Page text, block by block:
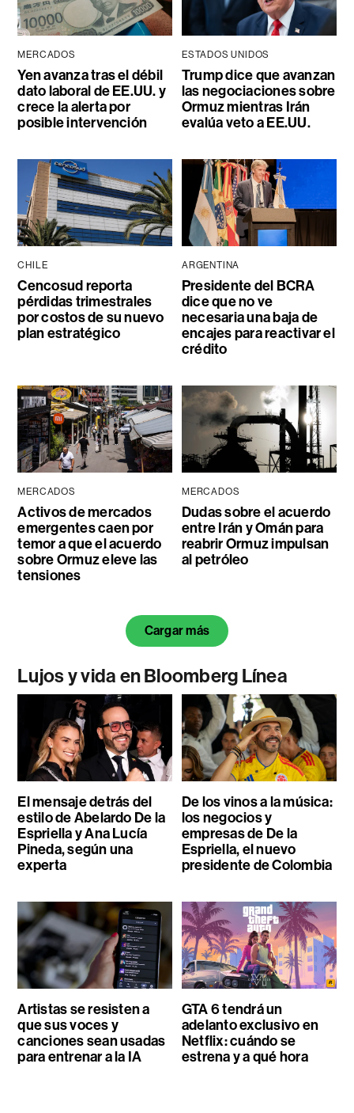
MERCADOS
Yen avanza tras el débil
dato laboral de EE.UU. y
crece la alerta por
posible intervención
ESTADOS UNIDOS
Trump dice que avanzan
las negociaciones sobre
Ormuz mientras Irán
evalúa veto a EE.UU.
CHILE
Cencosud reporta
pérdidas trimestrales
por costos de su nuevo
plan estratégico
ARGENTINA
Presidente del BCRA
dice que no ve
necesaria una baja de
encajes para reactivar el
crédito
MERCADOS
Activos de mercados
emergentes caen por
temor a que el acuerdo
sobre Ormuz eleve las
tensiones
MERCADOS
Dudas sobre el acuerdo
entre Irán y Omán para
reabrir Ormuz impulsan
al petróleo
Cargar más
Lujos y vida en Bloomberg Línea
El mensaje detrás del
estilo de Abelardo De la
Espriella y Ana Lucía
Pineda, según una
experta
De los vinos a la música:
los negocios y
empresas de De la
Espriella, el nuevo
presidente de Colombia
Artistas se resisten a
que sus voces y
canciones sean usadas
para entrenar a la IA
GTA 6 tendrá un
adelanto exclusivo en
Netflix: cuándo se
estrena y a qué hora